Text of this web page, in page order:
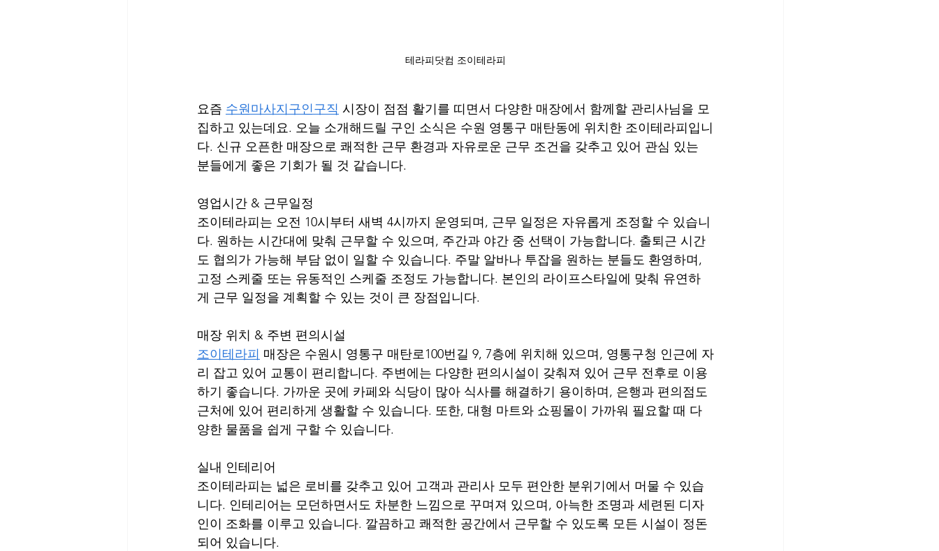
테라피닷컴 조이테라피
요즘 수원마사지구인구직 시장이 점점 활기를 띠면서 다양한 매장에서 함께할 관리사님을 모
집하고 있는데요. 오늘 소개해드릴 구인 소식은 수원 영통구 매탄동에 위치한 조이테라피입니
다. 신규 오픈한 매장으로 쾌적한 근무 환경과 자유로운 근무 조건을 갖추고 있어 관심 있는
분들에게 좋은 기회가 될 것 같습니다.
영업시간 & 근무일정
조이테라피는 오전 10시부터 새벽 4시까지 운영되며, 근무 일정은 자유롭게 조정할 수 있습니
다. 원하는 시간대에 맞춰 근무할 수 있으며, 주간과 야간 중 선택이 가능합니다. 출퇴근 시간
도 협의가 가능해 부담 없이 일할 수 있습니다. 주말 알바나 투잡을 원하는 분들도 환영하며,
고정 스케줄 또는 유동적인 스케줄 조정도 가능합니다. 본인의 라이프스타일에 맞춰 유연하
게 근무 일정을 계획할 수 있는 것이 큰 장점입니다.
매장 위치 & 주변 편의시설
조이테라피 매장은 수원시 영통구 매탄로100번길 9, 7층에 위치해 있으며, 영통구청 인근에 자
리 잡고 있어 교통이 편리합니다. 주변에는 다양한 편의시설이 갖춰져 있어 근무 전후로 이용
하기 좋습니다. 가까운 곳에 카페와 식당이 많아 식사를 해결하기 용이하며, 은행과 편의점도
근처에 있어 편리하게 생활할 수 있습니다. 또한, 대형 마트와 쇼핑몰이 가까워 필요할 때 다
양한 물품을 쉽게 구할 수 있습니다.
실내 인테리어
조이테라피는 넓은 로비를 갖추고 있어 고객과 관리사 모두 편안한 분위기에서 머물 수 있습
니다. 인테리어는 모던하면서도 차분한 느낌으로 꾸며져 있으며, 아늑한 조명과 세련된 디자
인이 조화를 이루고 있습니다. 깔끔하고 쾌적한 공간에서 근무할 수 있도록 모든 시설이 정돈
되어 있습니다.